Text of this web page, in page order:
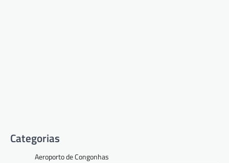
Categorias
Aeroporto de Congonhas